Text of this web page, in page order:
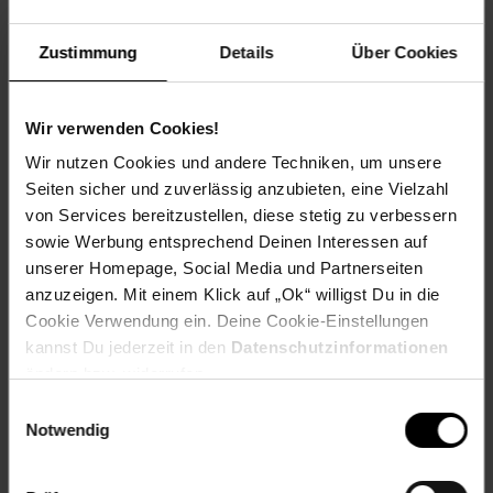
Zustimmung Details Über Cookies
Wir verwenden Cookies!
Wir nutzen Cookies und andere Techniken, um unsere
Seiten sicher und zuverlässig anzubieten, eine Vielzahl
von Services bereitzustellen, diese stetig zu verbessern
sowie Werbung entsprechend Deinen Interessen auf
unserer Homepage, Social Media und Partnerseiten
anzuzeigen. Mit einem Klick auf „Ok“ willigst Du in die
Cookie Verwendung ein. Deine Cookie-Einstellungen
kannst Du jederzeit in den Datenschutzinformationen
Notwendig
Geschmack: Aromatisch,Süß-säuerlich
Frucht: Essbare Beeren
Pflegeaufwand: Mittel
Lichtbedarf: Sonnig-Halbschattig
Wasserbedarf: Mittel
Rückschnitt: Rückschnitt im Spätwinter.
Bodenansprüche: humos und gut durchlässig
Nährstoffgehalt: Mittel
Frosthärte: bis -20 °C
Verwendung: Im Bauerngarten,Für Marmeladen & Gelee,Für
Süßspeisen,Zum Frischverzehr,Für Säfte,Obstgarten,
Duft: Kein Duft